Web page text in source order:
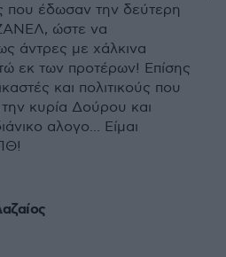
που έδωσαν την δεύτερη
ώστε να
άντρες με χάλκινα
εκ των προτέρων! Επίσης
και πολιτικούς που
κυρία Δούρου και
αλογο... Είμαι